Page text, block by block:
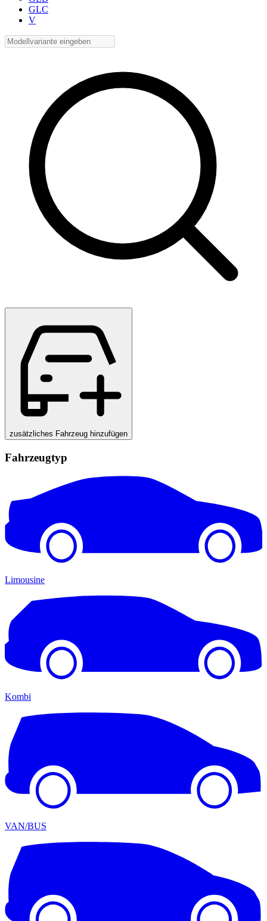
GLC
V
zusätzliches Fahrzeug hinzufügen
Fahrzeugtyp
Limousine
Kombi
VAN/BUS